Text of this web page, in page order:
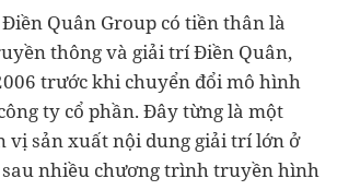
Quân Group có tiền thân là
thông và giải trí Điền Quân,
trước khi chuyển đổi mô hình
ty cổ phần. Đây từng là một
vị sản xuất nội dung giải trí lớn ở
nhiều chương trình truyền hình